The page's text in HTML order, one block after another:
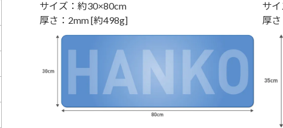
サイズ：約30×80cm
厚さ：2mm [約498g]
サ
厚